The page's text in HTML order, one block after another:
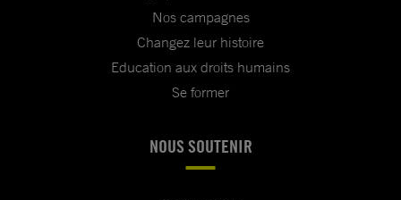
Nos campagnes
Changez leur histoire
Education aux droits humains
Se former
NOUS SOUTENIR